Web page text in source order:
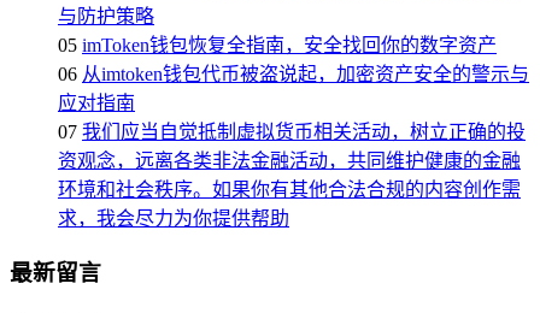
与防护策略
05 imToken钱包恢复全指南，安全找回你的数字资产
06 从imtoken钱包代币被盗说起，加密资产安全的警示与
应对指南
07 我们应当自觉抵制虚拟货币相关活动，树立正确的投
资观念，远离各类非法金融活动，共同维护健康的金融
环境和社会秩序。如果你有其他合法合规的内容创作需
求，我会尽力为你提供帮助
最新留言